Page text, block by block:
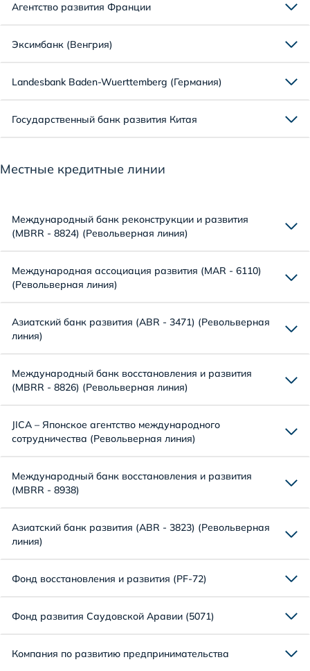
Агентство развития Франции
Эксимбанк (Венгрия)
Landesbank Baden-Wuerttemberg (Германия)
Государственный банк развития Китая
Местные кредитные линии
Международный банк реконструкции и развития
(MBRR - 8824) (Револьверная линия)
Международная ассоциация развития (MAR - 6110)
(Револьверная линия)
Азиатский банк развития (ABR - 3471) (Револьверная
линия)
Международный банк восстановления и развития
(MBRR - 8826) (Револьверная линия)
JICA – Японское агентство международного
сотрудничества (Револьверная линия)
Международный банк восстановления и развития
(MBRR - 8938)
Азиатский банк развития (ABR - 3823) (Револьверная
линия)
Фонд восстановления и развития (PF-72)
Фонд развития Саудовской Аравии (5071)
Компания по развитию предпринимательства